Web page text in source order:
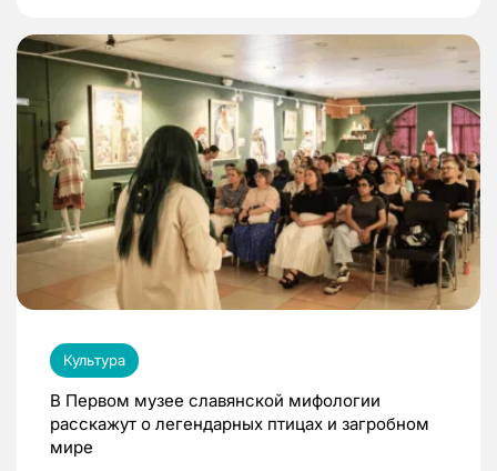
Культура
В Первом музее славянской мифологии
расскажут о легендарных птицах и загробном
мире